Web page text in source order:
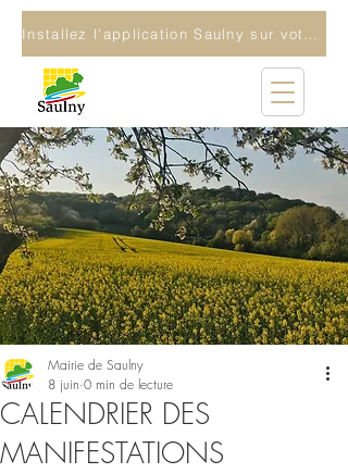
CALENDRIER DES
MANIFESTATIONS
Mairie de Saulny
8 juin 0 min de lecture